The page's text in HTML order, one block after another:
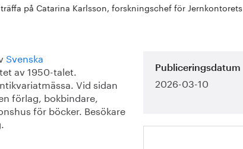
på Catarina Karlsson, forskningschef för Jernkontorets
Svenska
av 1950-talet.
Vid sidan
förlag, bokbindare,
för böcker. Besökare
Publiceringsdatum
2026-03-10